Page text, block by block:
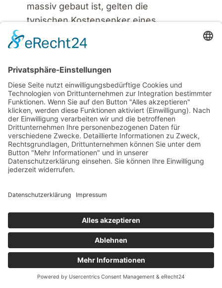
massiv gebaut ist, gelten die
typischen Kostensenker eines
wetterunabhängige Vorproduktion in
effiziente Montage vor Ort und
Festpreisgarantie bei
Vertragsabschluss. Mit HAUSER
entscheidest du dich also für
massive Wertigkeit und sicherst dir
zugleich die Kostenvorteile der
Fertighaus-Bauweise. Unsere
Kunden kommen zu 95 % durch
entfallen weitestgehend hohe
Werbekosten. Das gleiche Prinzip
gilt für Einsparung bei enormen
Kosten durch teure Standmieten in
Musterhauszentren. Wir nutzen
unsere eigenen Flächen und